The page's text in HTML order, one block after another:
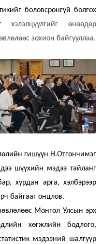
болгох
хэлэлцүүлгийг өнөөдөр
зохион байгууллаа.
гишүүн Н.Отгончимэг
шүүхийн мэдээ тайланг
хурдан арга, хэлбэрээр
байгааг онцлов.
Монгол Улсын эрх
хөгжлийн бодлого,
мэдээний шалгуур